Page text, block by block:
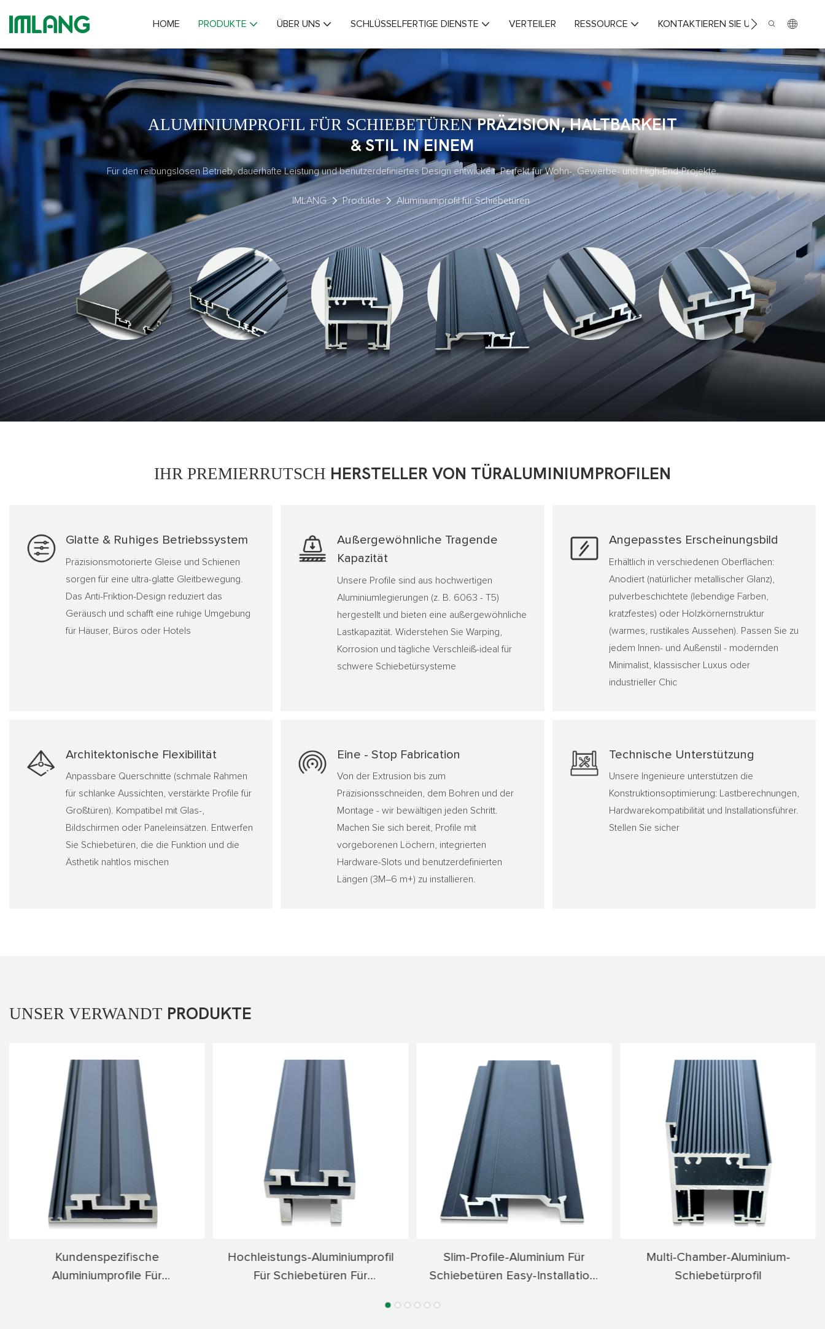
HOME PRODUKTE ÜBER UNS SCHLÜSSELFERTIGE DIENSTE VERTEILER RESSOURCE KONTAKTIEREN SIE UNS
ALUMINIUMPROFIL FÜR SCHIEBETÜRENPRÄZISION, HALTBARKEIT
& STIL IN EINEM
Für den reibungslosen Betrieb, dauerhafte Leistung und benutzerdefiniertes Design entwickelt. Perfekt für Wohn-, Gewerbe- und High-End-Projekte.
IMLANG Produkte Aluminiumprofil für Schiebetüren
IHR PREMIERRUTSCH HERSTELLER VON TÜRALUMINIUMPROFILEN
Glatte & Ruhiges Betriebssystem
Präzisionsmotorierte Gleise und Schienen
sorgen für eine ultra-glatte Gleitbewegung.
Das Anti-Friktion-Design reduziert das
Geräusch und schafft eine ruhige Umgebung
für Häuser, Büros oder Hotels
Außergewöhnliche Tragende
Kapazität
Unsere Profile sind aus hochwertigen
Aluminiumlegierungen (z. B. 6063 - T5)
hergestellt und bieten eine außergewöhnliche
Lastkapazität. Widerstehen Sie Warping,
Korrosion und tägliche Verschleiß-ideal für
schwere Schiebetürsysteme
Angepasstes Erscheinungsbild
Erhältlich in verschiedenen Oberflächen:
Anodiert (natürlicher metallischer Glanz),
pulverbeschichtete (lebendige Farben,
kratzfestes) oder Holzkörnernstruktur
(warmes, rustikales Aussehen). Passen Sie zu
jedem Innen- und Außenstil - modernden
Minimalist, klassischer Luxus oder
industrieller Chic
Architektonische Flexibilität
Anpassbare Querschnitte (schmale Rahmen
für schlanke Aussichten, verstärkte Profile für
Großtüren). Kompatibel mit Glas-,
Bildschirmen oder Paneleinsätzen. Entwerfen
Sie Schiebetüren, die die Funktion und die
Ästhetik nahtlos mischen
Eine - Stop Fabrication
Von der Extrusion bis zum
Präzisionsschneiden, dem Bohren und der
Montage - wir bewältigen jeden Schritt.
Machen Sie sich bereit, Profile mit
vorgeborenen Löchern, integrierten
Hardware-Slots und benutzerdefinierten
Längen (3M–6 m+) zu installieren.
Technische Unterstützung
Unsere Ingenieure unterstützen die
Konstruktionsoptimierung: Lastberechnungen,
Hardwarekompatibilität und Installationsführer.
Stellen Sie sicher
UNSER VERWANDT PRODUKTE
Hochleistungs-Aluminiumprofil
Für Schiebetüren Für
Slim-Profile-Aluminium Für
Schiebetüren Easy-Installation,
Multi-Chamber-Aluminium-
Schiebetürprofil
Verstärktes Strukturelles
Aluminiumprofil Für